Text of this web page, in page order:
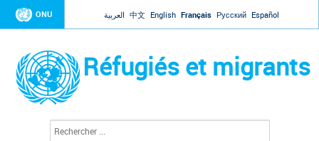
Jump to navigation
ONU العربية 中文 English Français Русский Español
Réfugiés et migrants